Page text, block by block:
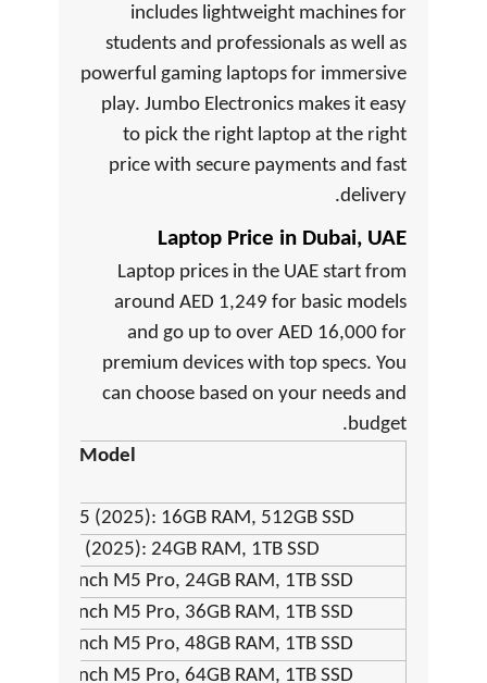
includes lightweight machines for
students and professionals as well as
powerful gaming laptops for immersive
play. Jumbo Electronics makes it easy
to pick the right laptop at the right
price with secure payments and fast
delivery.
Laptop Price in Dubai, UAE
Laptop prices in the UAE start from
around AED 1,249 for basic models
and go up to over AED 16,000 for
premium devices with top specs. You
can choose based on your needs and
budget.
Model
Pro M5 (2025): 16GB RAM, 512GB SSD,
Pro M5 (2025): 24GB RAM, 1TB SSD
14-inch M5 Pro, 24GB RAM, 1TB SSD
14-inch M5 Pro, 36GB RAM, 1TB SSD
14-inch M5 Pro, 48GB RAM, 1TB SSD
14-inch M5 Pro, 64GB RAM, 1TB SSD